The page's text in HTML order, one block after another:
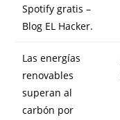
Spotify gratis –
Blog EL Hacker.
Las energías
renovables
superan al
carbón por